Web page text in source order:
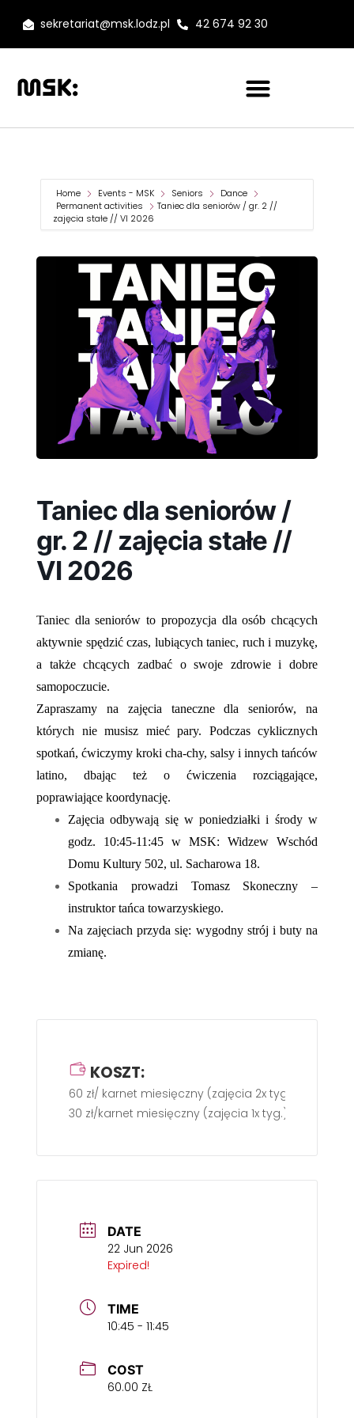
sekretariat@msk.lodz.pl 42 674 92 30
Home Events - MSK Seniors
Dance
Permanent activities
Taniec dla seniorów / gr. 2 //
zajęcia stałe // VI 2026
Taniec dla seniorów /
gr. 2 // zajęcia stałe //
VI 2026
Taniec dla seniorów to propozycja dla osób chcących
aktywnie spędzić czas, lubiących taniec, ruch i muzykę,
a także chcących zadbać o swoje zdrowie i dobre
samopoczucie.
Zapraszamy na zajęcia taneczne dla seniorów, na
których nie musisz mieć pary. Podczas cyklicznych
spotkań, ćwiczymy kroki cha-chy, salsy i innych tańców
latino, dbając też o ćwiczenia rozciągające,
poprawiające koordynację.
Zajęcia odbywają się w poniedziałki i środy w
godz. 10:45-11:45 w MSK: Widzew Wschód
Domu Kultury 502, ul. Sacharowa 18.
Spotkania prowadzi Tomasz Skoneczny –
instruktor tańca towarzyskiego.
Na zajęciach przyda się: wygodny strój i buty na
zmianę.
KOSZT:
60 zł/ karnet miesięczny (zajęcia 2x tyg.).
30 zł/karnet miesięczny (zajęcia 1x tyg.).
DATE
22 Jun 2026
Expired!
TIME
10:45 - 11:45
COST
60.00 ZŁ